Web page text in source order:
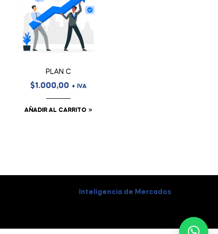
PLAN C
$1.000,00 + IVA
AÑADIR AL CARRITO
Inteligencia de Mercados